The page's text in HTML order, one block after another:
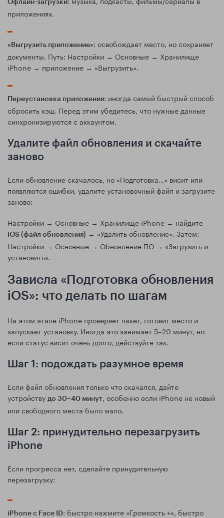
Офлайн-загрузки
приложениях.
«Выгрузить приложение»: освобождает место, но сохраняет
документы. Путь: Настройки → Основные → Хранилище
iPhone → приложение → «Выгрузить».
Переустановка приложения: иногда самый быстрый способ
сбросить кэш. Перед этим убедитесь, что нужные данные
синхронизируются с аккаунтом.
Удалите файл обновления и скачайте
заново
Если обновление скачалось, но «Подготовка…» висит или
появляются ошибки, удалите установочный файл и загрузите
заново:
Настройки → Основные → Хранилище iPhone → найдите
iOS (файл обновления) → «Удалить обновление». Затем:
Настройки → Основные → Обновление ПО → «Загрузить и
установить».
Зависла «Подготовка обновления
iOS»: что делать по шагам
На этом этапе iPhone проверяет пакет, готовит место и
запускает установку. Иногда это занимает 5–20 минут, но
если статус висит очень долго, действуйте так.
Шаг 1: подождать разумное время
Если файл обновления только что скачался, дайте
устройству до 30–40 минут, особенно если iPhone не новый
или свободного места было мало.
Шаг 2: принудительно перезагрузить
iPhone
Если прогресса нет, сделайте принудительную
перезагрузку:
iPhone с Face ID: быстро нажмите «Громкость +», быстро